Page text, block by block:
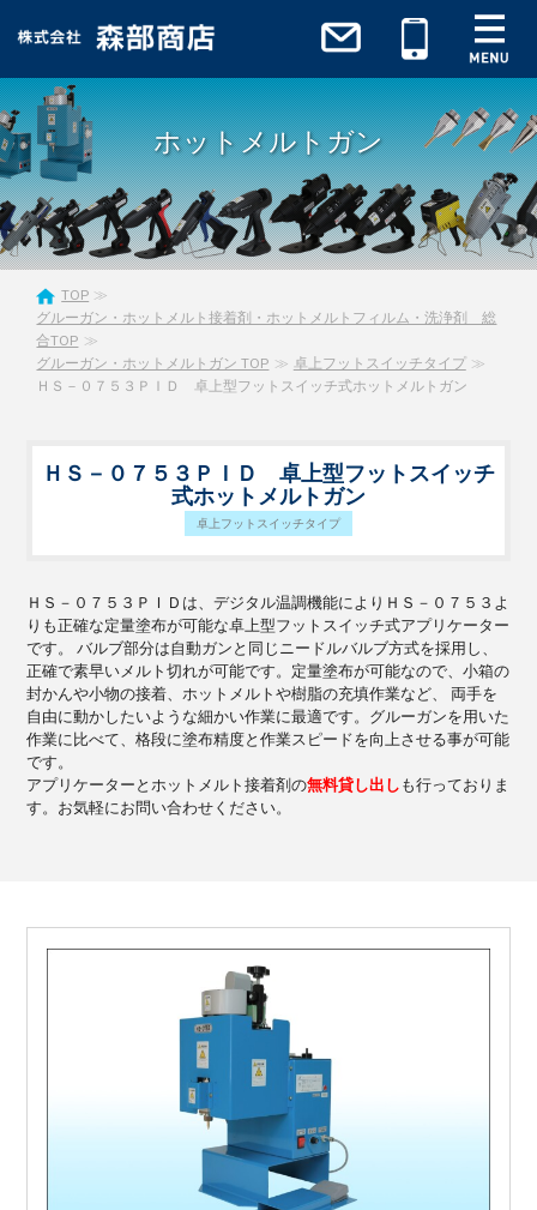
ホットメルトガン
TOP
グルーガン・ホットメルト接着剤・ホットメルトフィルム・洗浄剤 総
合TOP
グルーガン・ホットメルトガン TOP
卓上フットスイッチタイプ
ＨＳ－０７５３ＰＩＤ 卓上型フットスイッチ式ホットメルトガン
ＨＳ－０７５３ＰＩＤ 卓上型フットスイッチ
式ホットメルトガン
卓上フットスイッチタイプ
ＨＳ－０７５３ＰＩＤは、デジタル温調機能によりＨＳ－０７５３よ
りも正確な定量塗布が可能な卓上型フットスイッチ式アプリケーター
です。 バルブ部分は自動ガンと同じニードルバルブ方式を採用し、
正確で素早いメルト切れが可能です。定量塗布が可能なので、小箱の
封かんや小物の接着、ホットメルトや樹脂の充填作業など、 両手を
自由に動かしたいような細かい作業に最適です。グルーガンを用いた
作業に比べて、格段に塗布精度と作業スピードを向上させる事が可能
です。
アプリケーターとホットメルト接着剤の無料貸し出し も行っておりま
す。お気軽にお問い合わせください。